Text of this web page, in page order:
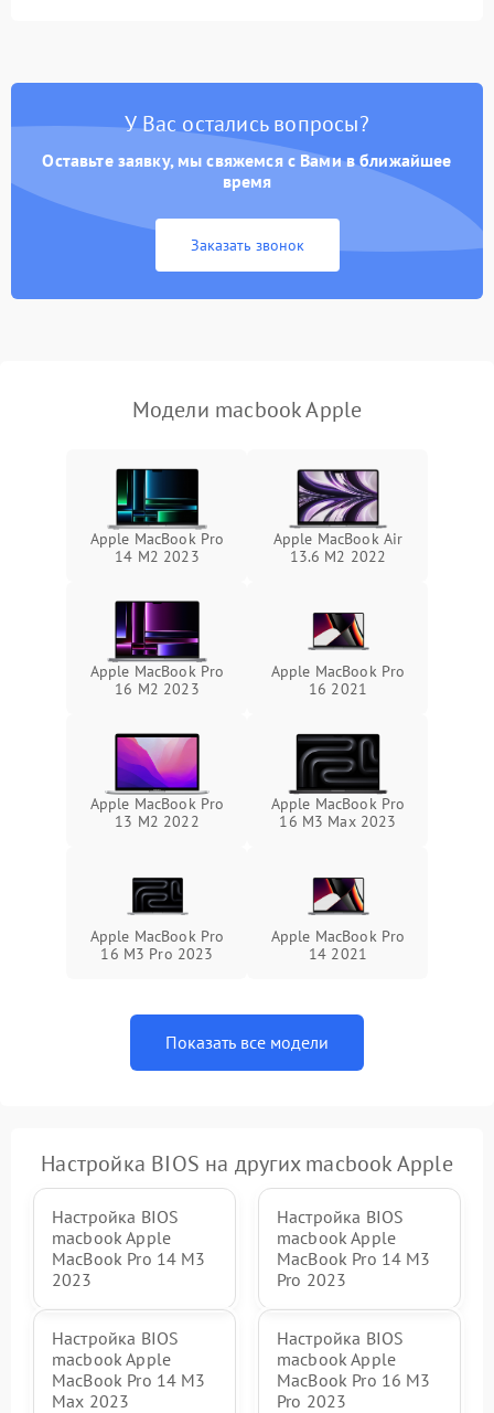
быстрая разрядка,
2500 ₽ Подробнее →
Неисправность зарядного
питания
2000 ₽ Подробнее →
неисправности кулера
пропадание диска
оперативной памяти:
вылеты приложений,
синие экраны
Подробнее →
Проблемы Wi‑Fi или
У Вас остались вопросы?
Оставьте заявку, мы свяжемся с Вами в ближайшее
время
Заказать звонок
Модели macbook Apple
Apple MacBook Pro
14 M2 2023
Apple MacBook Air
13.6 M2 2022
Apple MacBook Pro
16 M2 2023
Apple MacBook Pro
16 2021
Apple MacBook Pro
13 M2 2022
Apple MacBook Pro
16 M3 Max 2023
Apple MacBook Pro
16 M3 Pro 2023
Apple MacBook Pro
14 2021
Показать все модели
Настройка BIOS на других macbook Apple
Настройка BIOS
macbook Apple
MacBook Pro 14 M3
2023
Настройка BIOS
macbook Apple
MacBook Pro 14 M3
Pro 2023
Настройка BIOS
macbook Apple
MacBook Pro 14 M3
Max 2023
Настройка BIOS
macbook Apple
MacBook Pro 16 M3
Pro 2023